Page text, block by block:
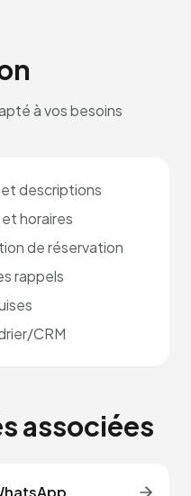
à vos besoins
descriptions
horaires
de réservation
rappels
CRM
associées